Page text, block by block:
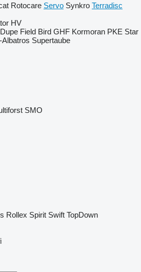
Rotocare Servo Synkro Terradisc
HV
Dupe Field Bird GHF Kormoran PKE Star
Albatros Supertaube
SMO
Rollex Spirit Swift TopDown